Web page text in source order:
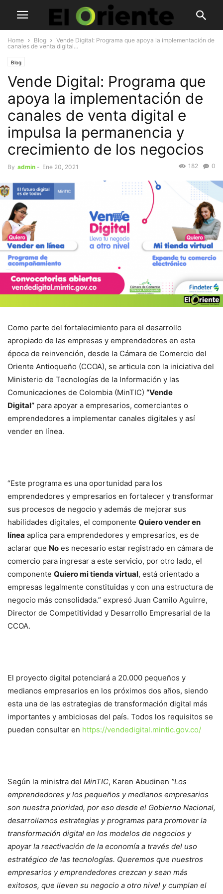
Home Blog
Vende Digital: Programa que apoya la implementación de
canales de venta digital...
Blog
Vende Digital: Programa que
apoya la implementación de
canales de venta digital e
impulsa la permanencia y
crecimiento de los negocios
By admin - Ene 20, 2021 0
182
Como parte del fortalecimiento para el desarrollo
apropiado de las empresas y emprendedores en esta
época de reinvención, desde la Cámara de Comercio del
Oriente Antioqueño (CCOA), se articula con la iniciativa del
Ministerio de Tecnologías de la Información y las
Comunicaciones de Colombia (MinTIC) “Vende
Digital” para apoyar a empresarios, comerciantes o
emprendedores a implementar canales digitales y así
vender en línea.
“Este programa es una oportunidad para los
emprendedores y empresarios en fortalecer y transformar
sus procesos de negocio y además de mejorar sus
habilidades digitales, el componente Quiero vender en
línea aplica para emprendedores y empresarios, es de
aclarar que No es necesario estar registrado en cámara de
comercio para ingresar a este servicio, por otro lado, el
componente Quiero mi tienda virtual, está orientado a
empresas legalmente constituidas y con una estructura de
negocio más consolidada.” expresó Juan Camilo Aguirre,
Director de Competitividad y Desarrollo Empresarial de la
CCOA.
El proyecto digital potenciará a 20.000 pequeños y
medianos empresarios en los próximos dos años, siendo
esta una de las estrategias de transformación digital más
importantes y ambiciosas del país. Todos los requisitos se
pueden consultar en https://vendedigital.mintic.gov.co/
Según la ministra del MinTIC, Karen Abudinen “Los
emprendedores y los pequeños y medianos empresarios
son nuestra prioridad, por eso desde el Gobierno Nacional,
desarrollamos estrategias y programas para promover la
transformación digital en los modelos de negocios y
apoyar la reactivación de la economía a través del uso
estratégico de las tecnologías. Queremos que nuestros
empresarios y emprendedores crezcan y sean más
exitosos, que lleven su negocio a otro nivel y cumplan el